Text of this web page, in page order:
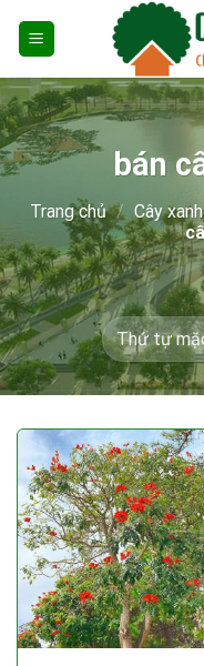
bán
Trang chủ / Cây xanh